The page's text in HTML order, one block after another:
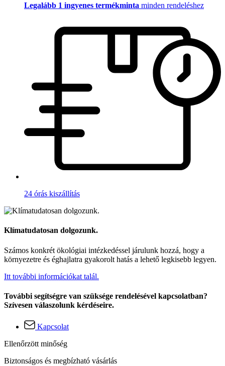
Legalább 1 ingyenes termékminta minden rendeléshez
24 órás kiszállítás
Klímatudatosan dolgozunk.
Számos konkrét ökológiai intézkedéssel járulunk hozzá, hogy a
környezetre és éghajlatra gyakorolt hatás a lehető legkisebb legyen.
Itt további információkat talál.
További segítségre van szüksége rendelésével kapcsolatban?
Szívesen válaszolunk kérdéseire.
Kapcsolat
Ellenőrzött minőség
Biztonságos és megbízható vásárlás